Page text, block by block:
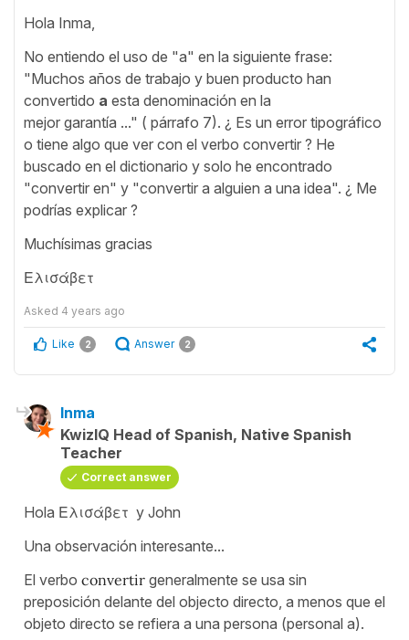
Hola Inma,
No entiendo el uso de "a" en la siguiente frase:
"Muchos años de trabajo y buen producto han
convertido a esta denominación en la
mejor garantía ..." ( párrafo 7). ¿ Es un error tipográfico
o tiene algo que ver con el verbo convertir ? He
buscado en el dictionario y solo he encontrado
"convertir en" y "convertir a alguien a una idea". ¿ Me
podrías explicar ?
Muchísimas gracias
Ελισάβετ
Asked 4 years ago
Like 2 Answer 2
Inma
KwizIQ Head of Spanish, Native Spanish
Teacher
Correct answer
Hola Ελισάβετ y John
Una observación interesante...
El verbo convertir generalmente se usa sin
preposición delante del objecto directo, a menos que el
objeto directo se refiera a una persona (personal a).